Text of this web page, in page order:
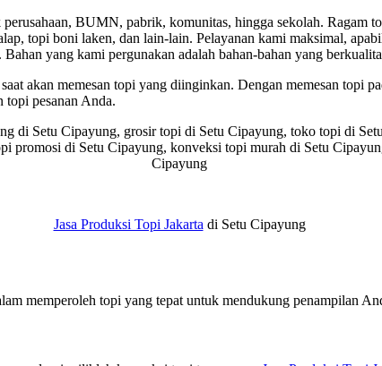
BUMN, pabrik, komunitas, hingga sekolah. Ragam
topi boni laken, dan lain-lain. Pelayanan kami maksimal,
yang kami pergunakan adalah bahan-bahan yang
akan memesan topi yang diinginkan. Dengan memesan topi
topi pesanan Anda.
di Setu Cipayung, grosir topi di Setu Cipayung, toko topi di
promosi di Setu Cipayung, konveksi topi murah di Setu
Cipayung
Jasa Produksi Topi Jakarta di Setu Cipayung
memperoleh topi yang tepat untuk mendukung penampilan